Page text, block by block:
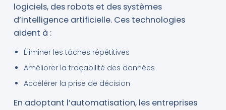
logiciels, des robots et des systèmes
d’intelligence artificielle. Ces technologies
aident à :
Éliminer les tâches répétitives
Améliorer la traçabilité des données
Accélérer la prise de décision
En adoptant l’automatisation, les entreprises